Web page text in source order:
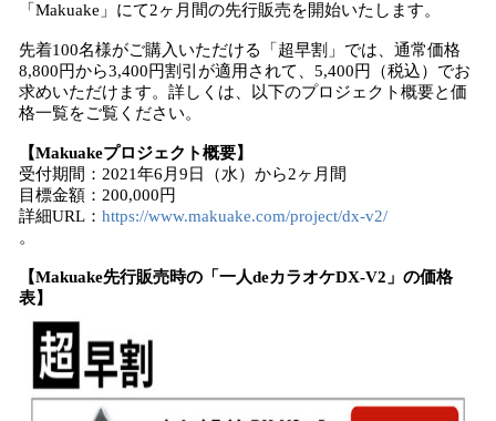
「Makuake」にて2ヶ月間の先行販売を開始いたします。
先着100名様がご購入いただける「超早割」では、通常価格
8,800円から3,400円割引が適用されて、5,400円（税込）でお
求めいただけます。詳しくは、以下のプロジェクト概要と価
格一覧をご覧ください。
【Makuakeプロジェクト概要】
受付期間：2021年6月9日（水）から2ヶ月間
目標金額：200,000円
詳細URL： https://www.makuake.com/project/dx-v2/
。
【Makuake先行販売時の「一人deカラオケDX-V2」の価格
表】